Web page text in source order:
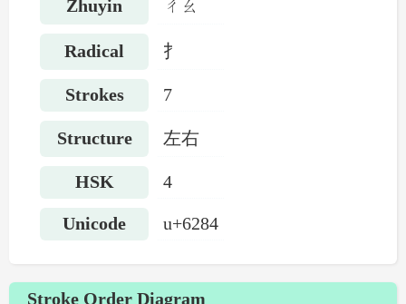
Zhuyin ㄔㄠ
Radical 扌
Strokes 7
Structure 左右
HSK 4
Unicode u+6284
Stroke Order Diagram